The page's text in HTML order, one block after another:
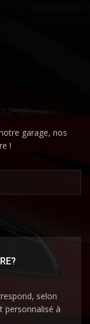
garage, nos
!
selon
personnalisé à